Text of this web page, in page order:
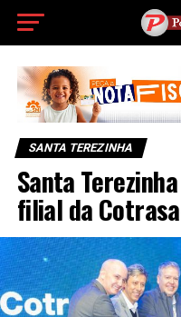
SANTA TEREZINHA
Santa
filial da